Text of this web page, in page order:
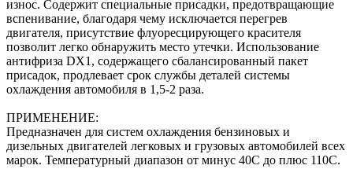
износ. Содержит специальные присадки, предотвращающие
вспенивание, благодаря чему исключается перегрев
двигателя, присутствие флуоресцирующего красителя
позволит легко обнаружить место утечки. Использование
антифриза DX1, содержащего сбалансированный пакет
присадок, продлевает срок службы деталей системы
охлаждения автомобиля в 1,5-2 раза.
ПРИМЕНЕНИЕ:
Предназначен для систем охлаждения бензиновых и
дизельных двигателей легковых и грузовых автомобилей всех
марок. Температурный диапазон от минус 40С до плюс 110С.